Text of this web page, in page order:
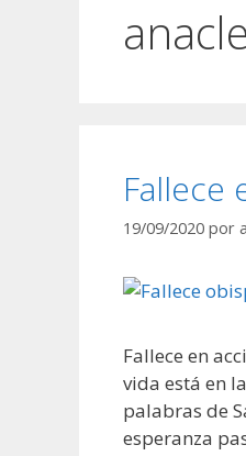
Fallece
19/09/2020 por
Fallece en
vida está en
palabras de
esperanza